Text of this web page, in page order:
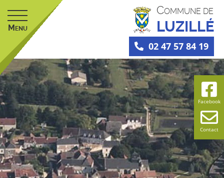
Facebook
Contact
M ENU
COMMUNE DE
LUZILLÉ
02 47 57 84 19